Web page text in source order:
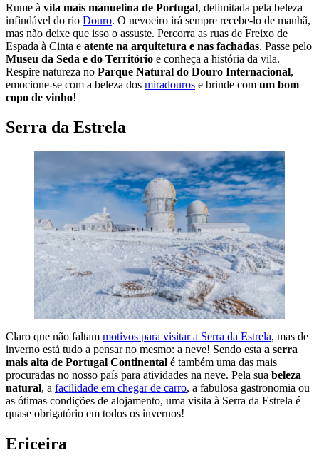
Rume à vila mais manuelina de Portugal, delimitada pela beleza
infindável do rio Douro. O nevoeiro irá sempre recebe-lo de manhã,
mas não deixe que isso o assuste. Percorra as ruas de Freixo de
Espada à Cinta e atente na arquitetura e nas fachadas. Passe pelo
Museu da Seda e do Território e conheça a história da vila.
Respire natureza no Parque Natural do Douro Internacional,
emocione-se com a beleza dos miradouros e brinde com um bom
copo de vinho!
Serra da Estrela
Claro que não faltam motivos para visitar a Serra da Estrela, mas de
inverno está tudo a pensar no mesmo: a neve! Sendo esta a serra
mais alta de Portugal Continental é também uma das mais
procuradas no nosso país para atividades na neve. Pela sua beleza
natural, a facilidade em chegar de carro, a fabulosa gastronomia ou
as ótimas condições de alojamento, uma visita à Serra da Estrela é
quase obrigatório em todos os invernos!
Ericeira